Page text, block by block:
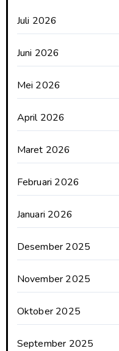
Juli 2026
Juni 2026
Mei 2026
April 2026
Maret 2026
Februari 2026
Januari 2026
Desember 2025
November 2025
Oktober 2025
September 2025